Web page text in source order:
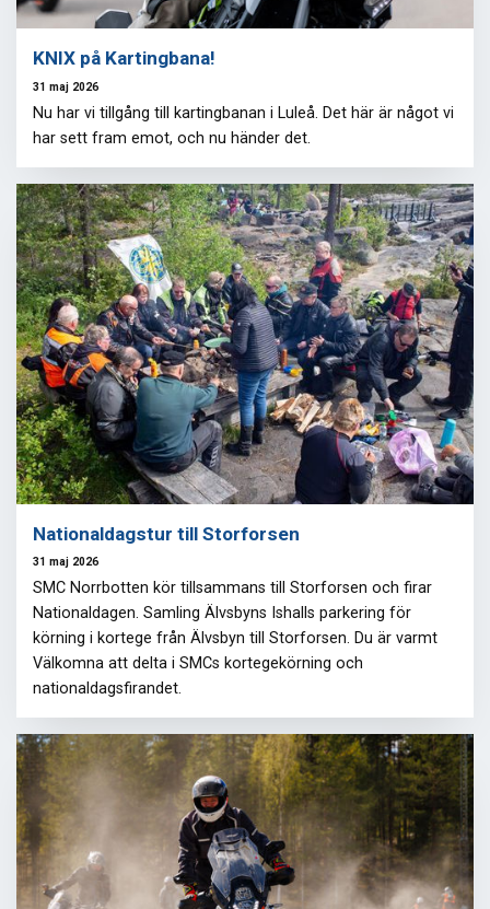
KNIX på Kartingbana!
31 maj 2026
Nu har vi tillgång till kartingbanan i Luleå. Det här är något vi
har sett fram emot, och nu händer det.
Nationaldagstur till Storforsen
31 maj 2026
SMC Norrbotten kör tillsammans till Storforsen och firar
Nationaldagen. Samling Älvsbyns Ishalls parkering för
körning i kortege från Älvsbyn till Storforsen. Du är varmt
Välkomna att delta i SMCs kortegekörning och
nationaldagsfirandet.